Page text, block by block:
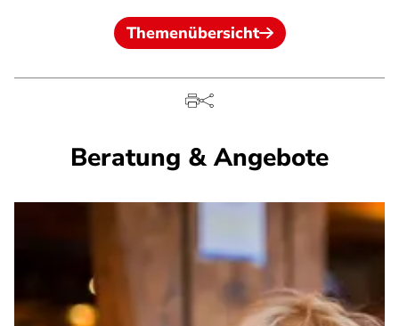
Themenübersicht
Beratung & Angebote